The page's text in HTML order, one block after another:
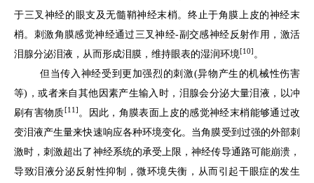
于三叉神经的眼支及无髓鞘神经末梢。终止于角膜上皮的神经末
梢。刺激角膜感觉神经通过三叉神经-副交感神经反射作用，激活
泪腺分泌泪液，从而形成泪膜，维持眼表的湿润环境[10] 。
但当传入神经受到更加强烈的刺激(异物产生的机械性伤害
等)，或者来自其他因素产生输入时，泪腺会分泌大量泪液，以冲
刷有害物质[11] 。因此，角膜表面上皮的感觉神经末梢能够通过改
变泪液产生量来快速响应各种环境变化。当角膜受到过强的外部刺
激时，刺激超出了神经系统的承受上限，神经传导通路可能崩溃，
导致泪液分泌反射性抑制，微环境失衡，从而引起干眼症的发生